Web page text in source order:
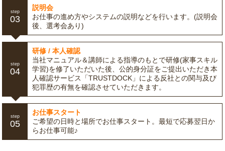
step
03
説明会
お仕事の進め方やシステムの説明などを行います。(説明会
後、選考会あり)
step
04
研修 / 本人確認
当社マニュアル＆講師による指導のもとで研修(家事スキル
学習)を修了いただいた後、公的身分証をご提出いただき本
人確認サービス「TRUSTDOCK」による反社との関与及び
犯罪歴の有無を確認させていただきます。
step
05
お仕事スタート
ご希望の日時と場所でお仕事スタート。最短で応募翌日か
らお仕事可能♪